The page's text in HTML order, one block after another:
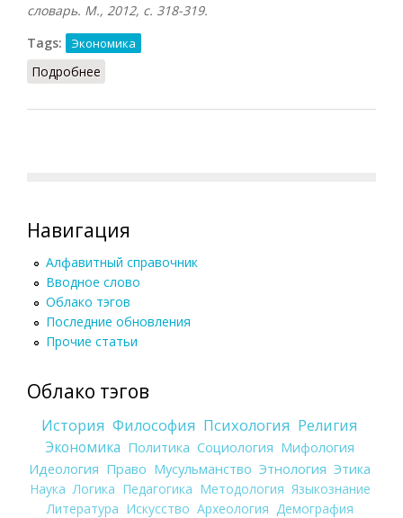
словарь. М., 2012, с. 318-319.
Tags:
Экономика
Подробнее
Навигация
Алфавитный справочник
Вводное слово
Облако тэгов
Последние обновления
Прочие статьи
Облако тэгов
История Философия Психология Религия
Экономика Политика Социология Мифология
Идеология Право Мусульманство Этнология Этика
Наука Логика Педагогика Методология Языкознание
Литература Искусство Археология Демография